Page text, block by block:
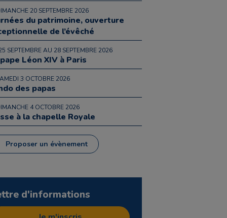
20 SEPTEMBRE 2026
du patrimoine, ouverture
de l’évêché
SEPTEMBRE AU 28 SEPTEMBRE 2026
Léon XIV à Paris
3 OCTOBRE 2026
des papas
4 OCTOBRE 2026
à la chapelle Royale
Proposer un évènement
d'informations